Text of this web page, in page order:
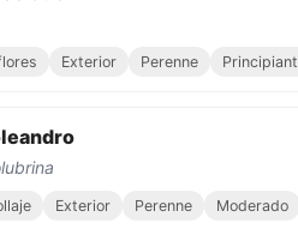
Exterior Perenne
Exterior Perenne Moderado